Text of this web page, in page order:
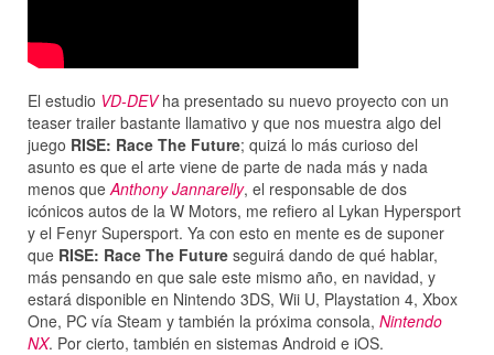
El estudio VD-DEVha presentado su nuevo proyecto con un
teaser trailer bastante llamativo y que nos muestra algo del
juego RISE: Race The Future; quizá lo más curioso del
asunto es que el arte viene de parte de nada más y nada
menos que Anthony Jannarelly, el responsable de dos
icónicos autos de la W Motors, me refiero al Lykan Hypersport
y el Fenyr Supersport. Ya con esto en mente es de suponer
que RISE: Race The Future seguirá dando de qué hablar,
más pensando en que sale este mismo año, en navidad, y
estará disponible en Nintendo 3DS, Wii U, Playstation 4, Xbox
One, PC vía Steam y también la próxima consola, Nintendo
NX. Por cierto, también en sistemas Android e iOS.